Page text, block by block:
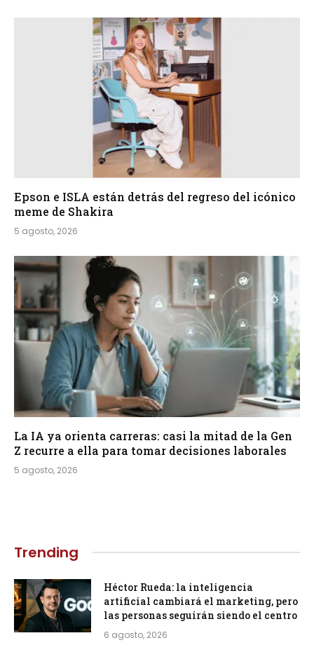
Epson e ISLA están detrás del regreso del icónico
meme de Shakira
5 agosto, 2026
La IA ya orienta carreras: casi la mitad de la Gen
Z recurre a ella para tomar decisiones laborales
5 agosto, 2026
Trending
Héctor Rueda: la inteligencia
artificial cambiará el marketing, pero
las personas seguirán siendo el centro
6 agosto, 2026